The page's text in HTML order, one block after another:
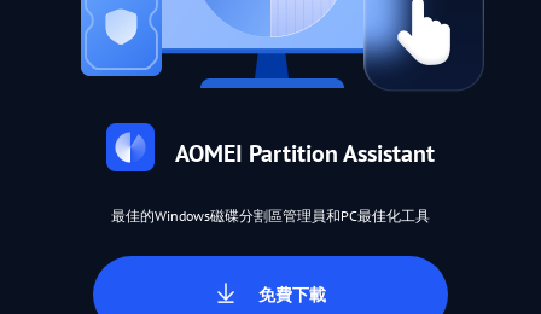
AOMEI Partition Assistant
最佳的Windows磁碟分割區管理員和PC最佳化工具
免費下載